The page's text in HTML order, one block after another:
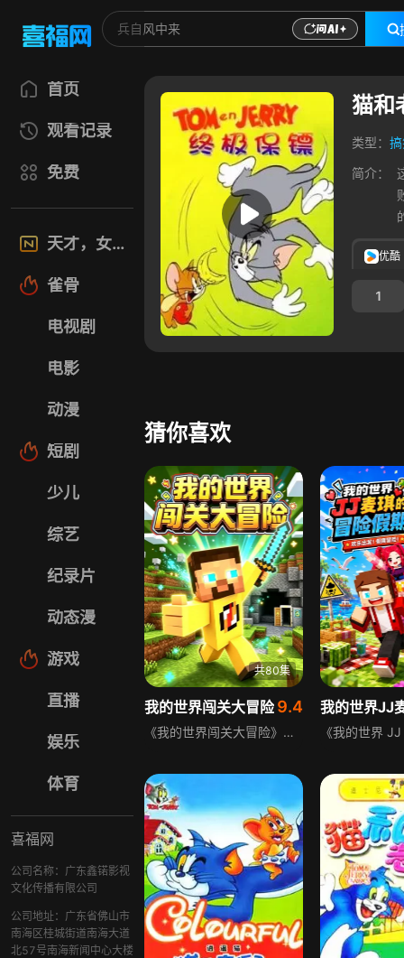
首页
观看记录
免费
天才，女友
雀骨
电视剧
电影
动漫
短剧
少儿
综艺
纪录片
动态漫
游戏
直播
娱乐
体育
喜福网
公司名称：广东鑫锘影视
文化传播有限公司
公司地址：广东省佛山市
南海区桂城街道南海大道
北57号南海新闻中心大楼
猫和
类型：
简介：
优酷
1
猜你喜欢
共80集
我的世界闯关大冒险 9.4
《我的世界闯关大冒险》是轻松解压的闯关内容，内容以极限走位躲避陷阱、攻克各类奇葩难关为核心，既有爆笑翻车的整活名场面，也有极限翻盘的高光时刻，全程节奏轻松无压力，内容解压又上头，带领观众在方块世界挑战极限，体验征服全部难关的畅快乐趣。